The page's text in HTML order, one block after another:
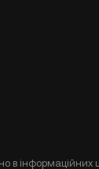
інформаційних